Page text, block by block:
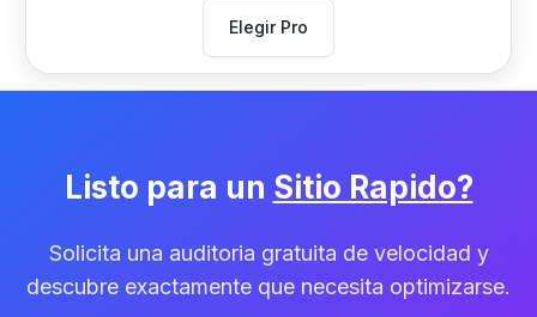
Elegir Pro
Listo para un Sitio Rapido?
Solicita una auditoria gratuita de velocidad y
descubre exactamente que necesita optimizarse.